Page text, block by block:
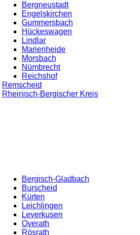
Bergneustadt
Engelskirchen
Gummersbach
Hückeswagen
Lindlar
Marienheide
Morsbach
Nümbrecht
Reichshof
Remscheid
Rheinisch-Bergischer Kreis
Bergisch-Gladbach
Burscheid
Kürten
Leichlingen
Leverkusen
Overath
Rösrath